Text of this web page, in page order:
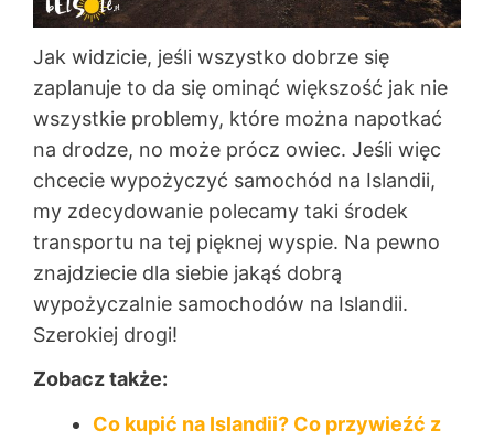
Jak widzicie, jeśli wszystko dobrze się
zaplanuje to da się ominąć większość jak nie
wszystkie problemy, które można napotkać
na drodze, no może prócz owiec. Jeśli więc
chcecie wypożyczyć samochód na Islandii,
my zdecydowanie polecamy taki środek
transportu na tej pięknej wyspie. Na pewno
znajdziecie dla siebie jakąś dobrą
wypożyczalnie samochodów na Islandii.
Szerokiej drogi!
Zobacz także:
Co kupić na Islandii? Co przywieźć z